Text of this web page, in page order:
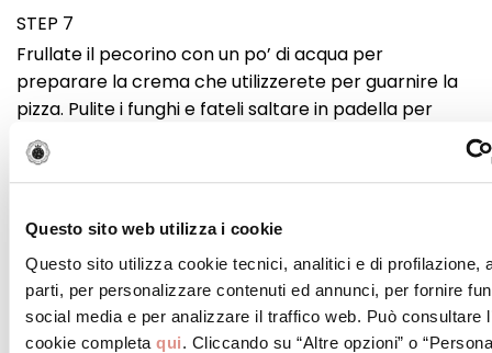
Questo sito web utilizza i cookie
Questo sito utilizza cookie tecnici, analitici e di profilazione,
parti, per personalizzare contenuti ed annunci, per fornire
social media e per analizzare il traffico web. Può consultare
cookie completa qui. Cliccando su “Altre opzioni” o
STEP 7
Frullate il pecorino con un po’ di acqua per
preparare la crema che utilizzerete per guarnire la
pizza. Pulite i funghi e fateli saltare in padella per
qualche minuto con un filo di olio di oliva e uno
spicchio di aglio.
STEP 8
Stendete il panetto formando un cornicione
circolare, versate la salsa di pomodoro e infornate
per 5/10 minuti.